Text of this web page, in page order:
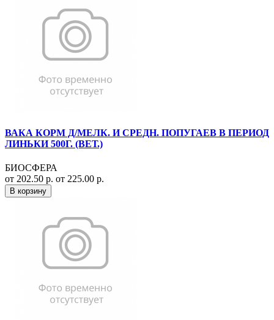
ВАКА КОРМ Д/МЕЛК. И СРЕДН. ПОПУГАЕВ В ПЕРИОД
ЛИНЬКИ 500Г. (ВЕТ.)
БИОСФЕРА
от 202.50 р. от 225.00 р.
В корзину